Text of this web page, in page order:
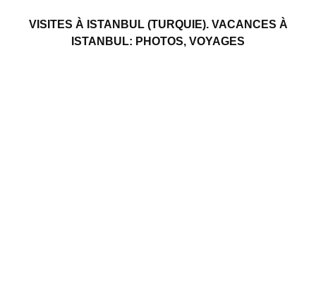
VISITES À ISTANBUL (TURQUIE). VACANCES À
ISTANBUL: PHOTOS, VOYAGES